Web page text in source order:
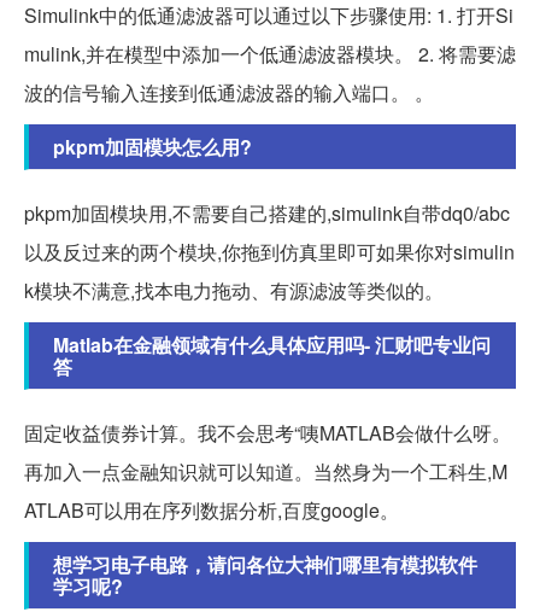
Simulink中的低通滤波器可以通过以下步骤使用: 1. 打开Si
mulink,并在模型中添加一个低通滤波器模块。 2. 将需要滤
波的信号输入连接到低通滤波器的输入端口。 。
pkpm加固模块怎么用?
pkpm加固模块用,不需要自己搭建的,simulink自带dq0/abc
以及反过来的两个模块,你拖到仿真里即可如果你对simulin
k模块不满意,找本电力拖动、有源滤波等类似的。
Matlab在金融领域有什么具体应用吗- 汇财吧专业问
答
固定收益债券计算。我不会思考“咦MATLAB会做什么呀。
再加入一点金融知识就可以知道。当然身为一个工科生,M
ATLAB可以用在序列数据分析,百度google。
想学习电子电路，请问各位大神们哪里有模拟软件
学习呢?